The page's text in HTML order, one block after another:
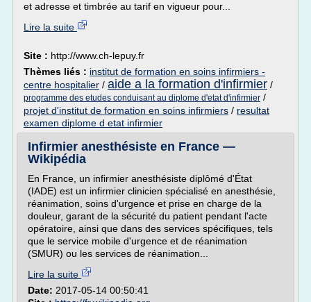
et adresse et timbrée au tarif en vigueur pour...
Lire la suite
Site : http://www.ch-lepuy.fr
Thèmes liés : institut de formation en soins infirmiers -
centre hospitalier / aide a la formation d'infirmier /
programme des etudes conduisant au diplome d'etat d'infirmier /
projet d'institut de formation en soins infirmiers / resultat
examen diplome d etat infirmier
Infirmier anesthésiste en France —
Wikipédia
En France, un infirmier anesthésiste diplômé d'État
(IADE) est un infirmier clinicien spécialisé en anesthésie,
réanimation, soins d'urgence et prise en charge de la
douleur, garant de la sécurité du patient pendant l'acte
opératoire, ainsi que dans des services spécifiques, tels
que le service mobile d'urgence et de réanimation
(SMUR) ou les services de réanimation...
Lire la suite
Date: 2017-05-14 00:50:41